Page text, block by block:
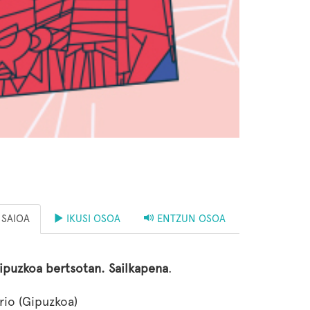
SAIOA IKUSI OSOA ENTZUN OSOA
bertsotan. Sailkapena.
(Gipuzkoa)